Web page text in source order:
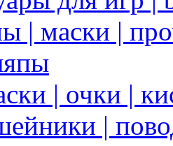
| маски |
| очки |
|